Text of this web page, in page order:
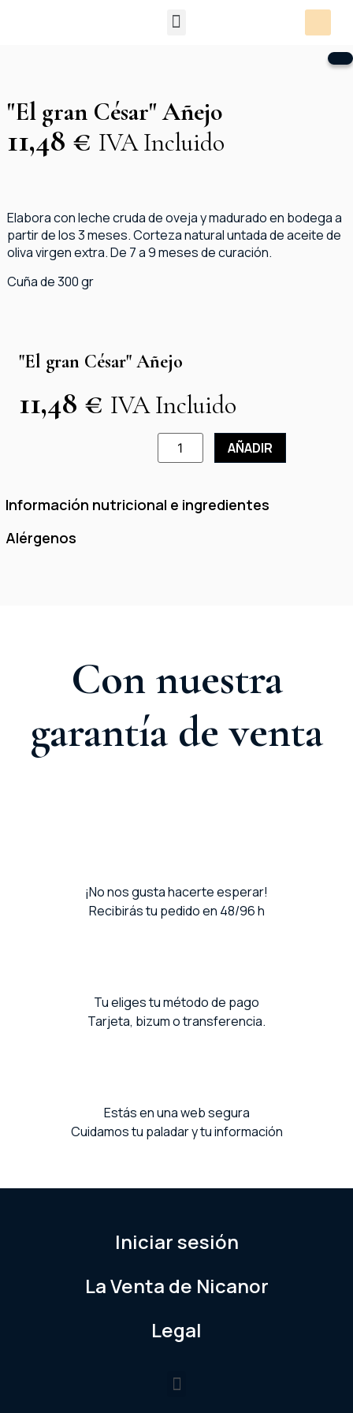
"El gran César" Añejo
11,48 € IVA Incluido
Elabora con leche cruda de oveja y madurado en bodega a
partir de los 3 meses. Corteza natural untada de aceite de
oliva virgen extra. De 7 a 9 meses de curación.
Cuña de 300 gr
"El gran César" Añejo
11,48 € IVA Incluido
AÑADIR
Información nutricional e ingredientes
Alérgenos
Con nuestra
garantía de venta
¡No nos gusta hacerte esperar!
Recibirás tu pedido en 48/96 h
Tu eliges tu método de pago
Tarjeta, bizum o transferencia.
Estás en una web segura
Cuidamos tu paladar y tu información
Iniciar sesión
La Venta de Nicanor
Legal